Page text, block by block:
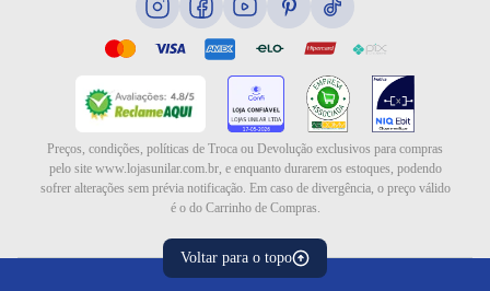
Preços, condições, políticas de Troca ou Devolução exclusivos para compras
pelo site www.lojasunilar.com.br, e enquanto durarem os estoques, podendo
sofrer alterações sem prévia notificação. Em caso de divergência, o preço válido
é o do Carrinho de Compras.
Voltar para o topo